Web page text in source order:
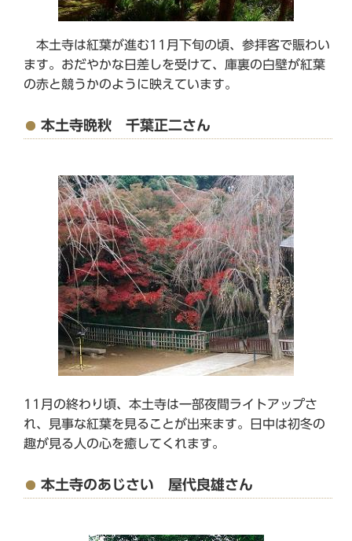
本土寺は紅葉が進む11月下旬の頃、参拝客で賑わい
ます。おだやかな日差しを受けて、庫裏の白壁が紅葉
の赤と競うかのように映えています。
本土寺晩秋 千葉正二さん
11月の終わり頃、本土寺は一部夜間ライトアップさ
れ、見事な紅葉を見ることが出来ます。日中は初冬の
趣が見る人の心を癒してくれます。
本土寺のあじさい 屋代良雄さん